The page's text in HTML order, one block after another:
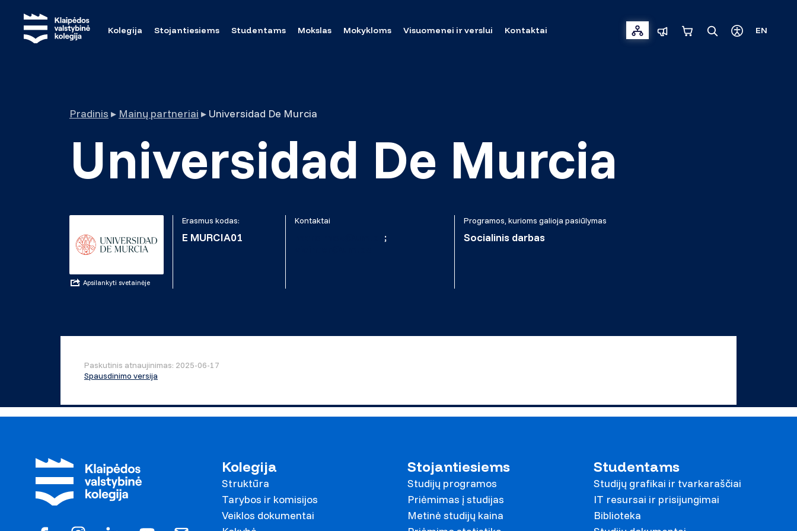
Kolegija Stojantiesiems Studentams Mokslas Mokykloms Visuomenei ir verslui Kontaktai EN
Pradinis ▸ Mainų partneriai ▸ Universidad De Murcia
Universidad De Murcia
Apsilankyti svetainėje
Erasmus kodas:
E MURCIA01
Kontaktai
;
Programos, kurioms galioja pasiūlymas
Socialinis darbas
Paskutinis atnaujinimas: 2025-06-17
Spausdinimo versija
Kolegija
Struktūra
Tarybos ir komisijos
Veiklos dokumentai
Stojantiesiems
Studijų programos
Priėmimas į studijas
Metinė studijų kaina
Studentams
Studijų grafikai ir tvarkaraščiai
IT resursai ir prisijungimai
Biblioteka